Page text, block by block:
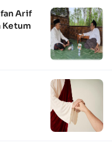
Arif
Ketum